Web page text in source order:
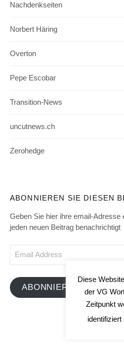
Nachdenkseiten
Norbert Häring
Overton
Pepe Escobar
Transition-News
uncutnews.ch
Zerohedge
ABONNIEREN SIE DIESEN
Geben Sie hier ihre email-Adresse
jeden neuen Beitrag benachrichtigt
ABONNIEREN
Diese
der VG
Zeitpunkt
identifiziert